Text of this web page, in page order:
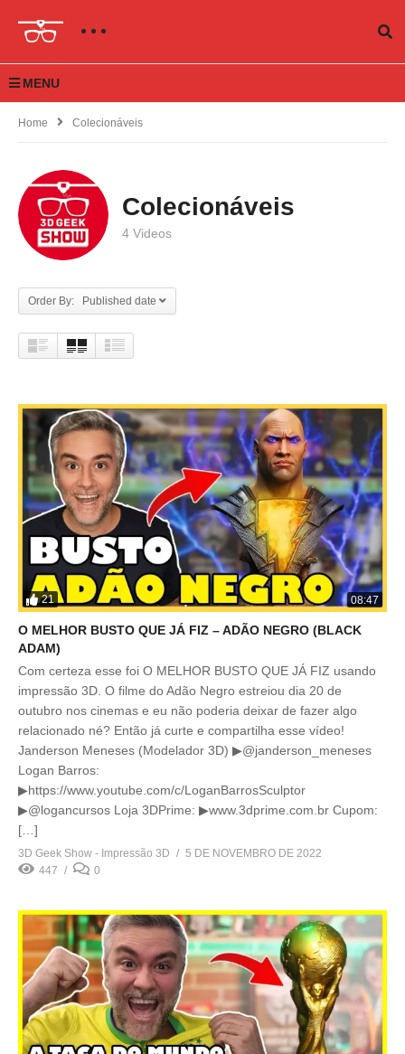
MENU
Home Colecionáveis
Colecionáveis
4 Videos
Order By: Published date
21 08:47
O MELHOR BUSTO QUE JÁ FIZ – ADÃO NEGRO (BLACK
ADAM)
Com certeza esse foi O MELHOR BUSTO QUE JÁ FIZ usando
impressão 3D. O filme do Adão Negro estreiou dia 20 de
outubro nos cinemas e eu não poderia deixar de fazer algo
relacionado né? Então já curte e compartilha esse vídeo!
Janderson Meneses (Modelador 3D) ▶@janderson_meneses
Logan Barros:
▶https://www.youtube.com/c/LoganBarrosSculptor
▶@logancursos Loja 3DPrime: ▶www.3dprime.com.br Cupom:
[…]
3D Geek Show - Impressão 3D
5 DE NOVEMBRO DE 2022
447
0